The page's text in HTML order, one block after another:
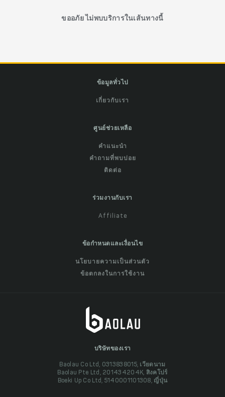
ขออภัย ไม่พบบริการในเส้นทางนี้
ข้อมูลทั่วไป
เกี่ยวกับเรา
ศูนย์ช่วยเหลือ
คำแนะนำ
คำถามที่พบบ่อย
ติดต่อ
ร่วมงานกับเรา
Affiliate
ข้อกำหนดและเงื่อนไข
นโยบายความเป็นส่วนตัว
ข้อตกลงในการใช้งาน
บริษัทของเรา
Baolau Co Ltd, 0313838015, เวียดนาม
Baolau Pte Ltd, 201434204K, สิงคโปร์
Boeki Up Co Ltd, 5140001101308, ญี่ปุ่น